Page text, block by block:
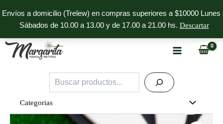
Envíos a domicilio (Trelew) en compras superiores a $10000 Lunes
Sábados de 10.00 a 13.00 y de 17.00 a 21.00 hs. Descartar
al
contenido
Buscar
Categorias
B3ST!